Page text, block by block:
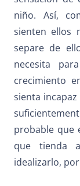
niño. Así,
sienten ellos
separe de
necesita
crecimiento
sienta
probable que
que tienda
idealizarlo,